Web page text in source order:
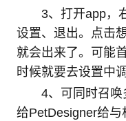
3、打开app，
设置、退出。点击
就会出来了。可能
时候就要去设置中
4、可同时召
给PetDesigner给